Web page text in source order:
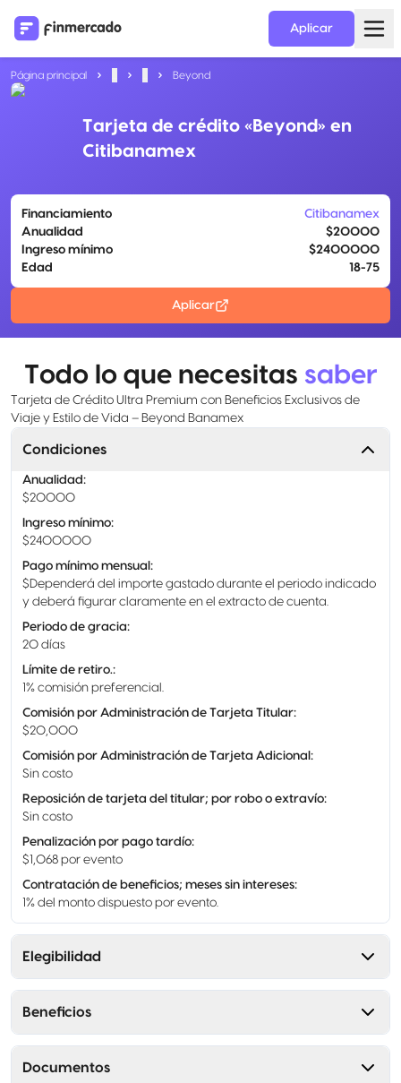
Aplicar
Página principal Beyond
Tarjeta de crédito «Beyond» en
Citibanamex
Financiamiento
Citibanamex
Anualidad
$20000
Ingreso mínimo
$2400000
Edad
18-75
Aplicar
Todo lo que necesitas saber
Tarjeta de Crédito Ultra Premium con Beneficios Exclusivos de
Viaje y Estilo de Vida – Beyond Banamex
Condiciones
Anualidad:
$20000
Ingreso mínimo:
$2400000
Pago mínimo mensual :
$Dependerá del importe gastado durante el periodo indicado
y deberá figurar claramente en el extracto de cuenta.
Periodo de gracia:
20 días
Límite de retiro.:
1% comisión preferencial.
Comisión por Administración de Tarjeta Titular:
$20,000
Comisión por Administración de Tarjeta Adicional :
Sin costo
Reposición de tarjeta del titular; por robo o extravío:
Sin costo
Penalización por pago tardío:
$1,068 por evento
Contratación de beneficios; meses sin intereses:
1% del monto dispuesto por evento.
Elegibilidad
Beneficios
Documentos